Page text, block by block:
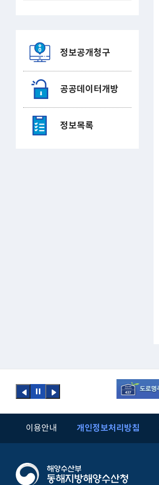
정보공개청구
공공데이터개방
정보목록
이전
정지
다음
이용안내 개인정보처리방침